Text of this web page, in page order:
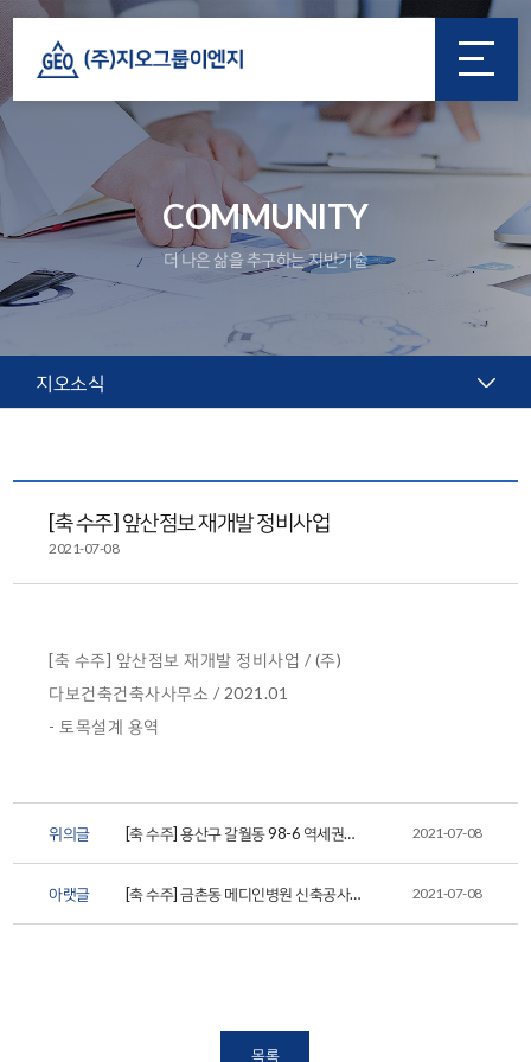
COMMUNITY
더 나은 삶을 추구하는 지반기술
지오소식
[축 수주] 앞산점보 재개발 정비사업
2021-07-08
[축 수주] 앞산점보 재개발 정비사업 / (주)
다보건축건축사사무소 / 2021.01
- 토목설계 용역
위의글
[축 수주] 용산구 갈월동 98-6 역세권
청년주택 토목설계 용역
2021-07-08
아랫글
[축 수주] 금촌동 메디인병원 신축공사
중 배면보강토옹벽 ...
2021-07-08
목록